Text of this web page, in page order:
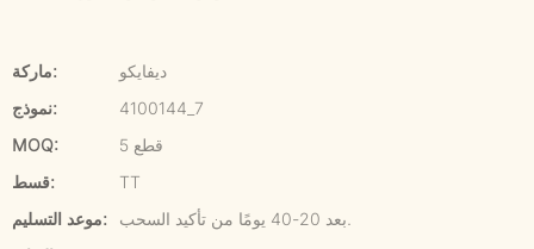
ماركة:
ديفايكو
نموذج:
4100144_7
MOQ:
5 قطع
قسط:
TT
موعد التسليم: